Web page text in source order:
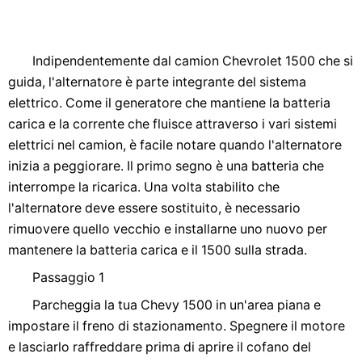
Indipendentemente dal camion Chevrolet 1500 che si
guida, l'alternatore è parte integrante del sistema
elettrico. Come il generatore che mantiene la batteria
carica e la corrente che fluisce attraverso i vari sistemi
elettrici nel camion, è facile notare quando l'alternatore
inizia a peggiorare. Il primo segno è una batteria che
interrompe la ricarica. Una volta stabilito che
l'alternatore deve essere sostituito, è necessario
rimuovere quello vecchio e installarne uno nuovo per
mantenere la batteria carica e il 1500 sulla strada.
Passaggio 1
Parcheggia la tua Chevy 1500 in un'area piana e
impostare il freno di stazionamento. Spegnere il motore
e lasciarlo raffreddare prima di aprire il cofano del